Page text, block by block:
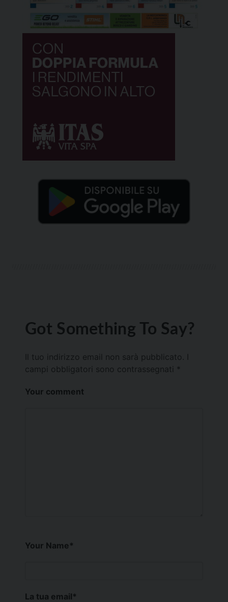
Got Something To Say?
Il tuo indirizzo email non sarà pubblicato.
campi obbligatori sono contrassegnati *
Your comment
Your Name*
La tua email*